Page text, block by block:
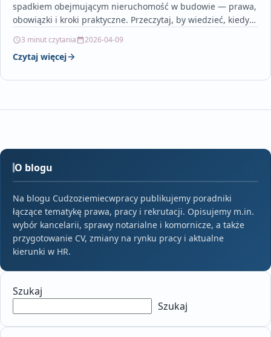
spadkiem obejmującym nieruchomość w budowie — prawa,
obowiązki i kroki praktyczne. Przeczytaj, by wiedzieć, kiedy
3 minut czytania 2026-04-09
Czytaj więcej
O blogu
Na blogu Cudzoziemiecwpracy publikujemy poradniki
łączące tematykę prawa, pracy i rekrutacji. Opisujemy m.in.
wybór kancelarii, sprawy notarialne i komornicze, a także
przygotowanie CV, zmiany na rynku pracy i aktualne
kierunki w HR.
Szukaj
Szukaj